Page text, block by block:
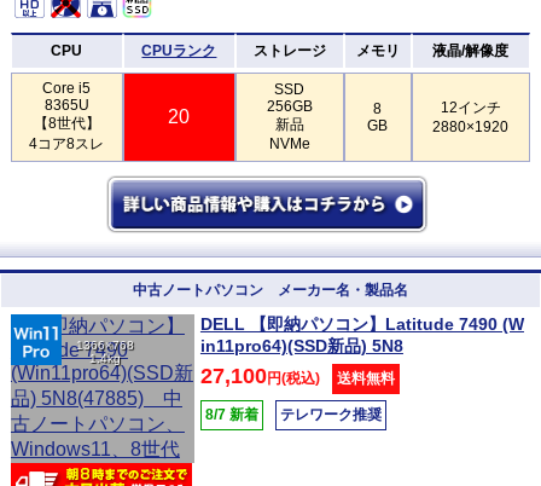
CPU CPUランク ストレージ メモリ 液晶/解像度
Core i5
8365U
【8世代】
4コア8スレ
20
SSD
256GB
新品
NVMe
8
GB
12インチ
2880×1920
中古ノートパソコン メーカー名・製品名
1366×768
1.4kg
DELL 【即納パソコン】Latitude 7490 (W
in11pro64)(SSD新品) 5N8
27,100円(税込) 送料無料
8/7 新着 テレワーク推奨